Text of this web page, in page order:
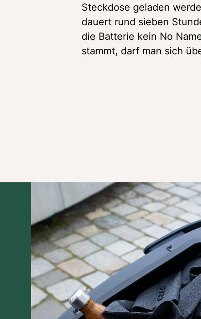
Steckdose geladen
dauert rund sieben
die Batterie kein No
stammt, darf man sich